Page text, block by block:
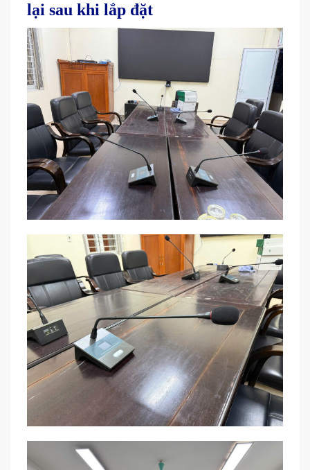
lại sau khi lắp đặt